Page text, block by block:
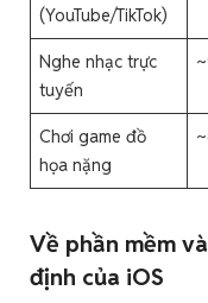
(YouTube/TikTok)
Nghe nhạc trực
tuyến
Chơi game đồ
họa nặng
Về phần mềm
định của iOS